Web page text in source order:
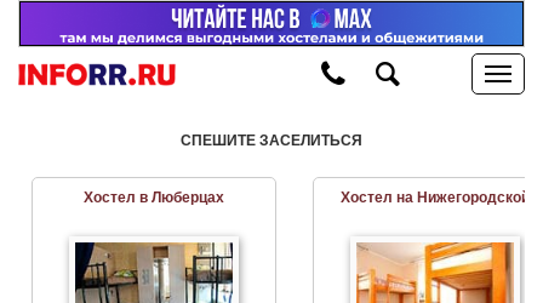
СПЕШИТЕ ЗАСЕЛИТЬСЯ
Хостел в Люберцах Хостел на Нижегородской